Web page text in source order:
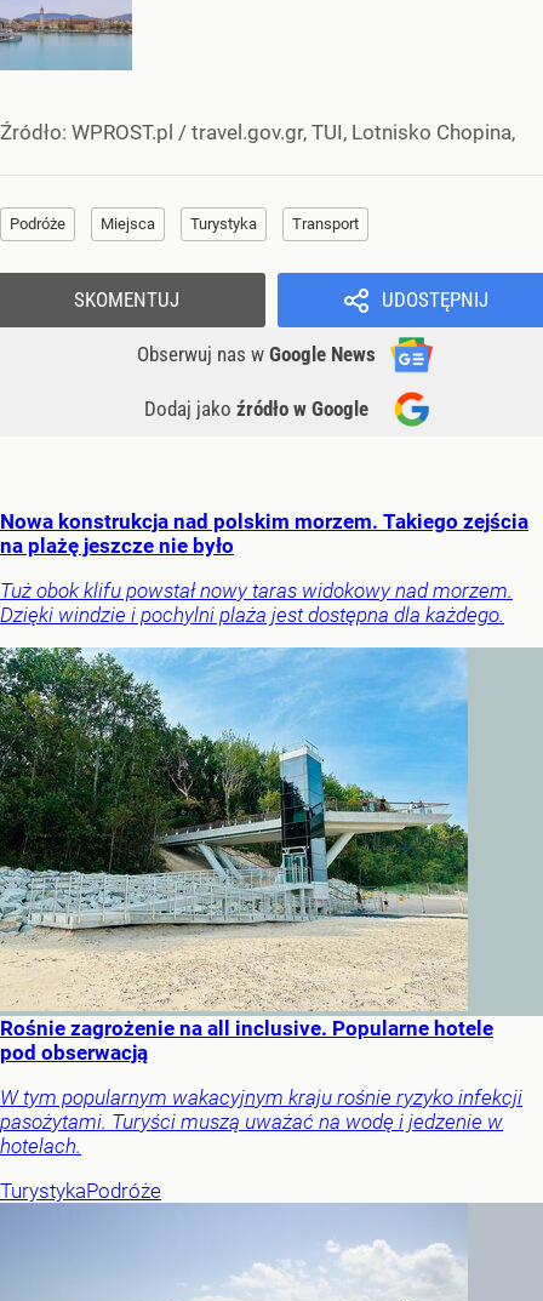
Źródło: WPROST.pl / travel.gov.gr, TUI, Lotnisko Chopina,
Podróże Miejsca Turystyka Transport
UDOSTĘPNIJ
Obserwuj nas w Google News
Dodaj jako źródło w Google
SKOMENTUJ
Nowa konstrukcja nad polskim morzem. Takiego zejścia
na plażę jeszcze nie było
Tuż obok klifu powstał nowy taras widokowy nad morzem.
Dzięki windzie i pochylni plaża jest dostępna dla każdego.
Rośnie zagrożenie na all inclusive. Popularne hotele
pod obserwacją
W tym popularnym wakacyjnym kraju rośnie ryzyko infekcji
pasożytami. Turyści muszą uważać na wodę i jedzenie w
hotelach.
TurystykaPodróże